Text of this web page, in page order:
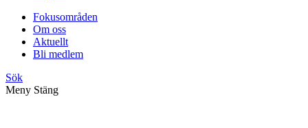
Fokusområden
Om oss
Aktuellt
Bli medlem
Sök
Meny Stäng